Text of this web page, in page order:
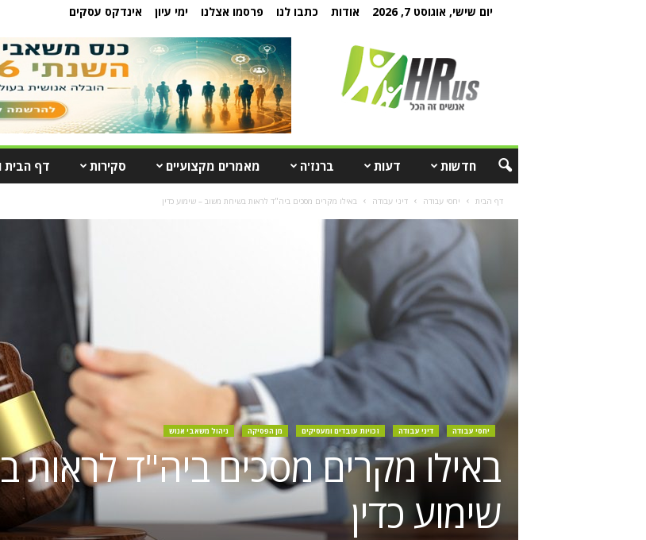
יום שישי, אוגוסט 7, 2026 אודות כתבו לנו פרסמו אצלנו ימי עיון אינדקס עסקים
חדשות דעות ברנז'ה מאמרים מקצועיים סקירות דף הבית
דף הבית יחסי עבודה דיני עבודה באילו מקרים מסכים ביה"ד לראות בשיחת משוב – שימוע כדין
יחסי עבודה דיני עבודה זכויות עובדים ומעסיקים מן הפסיקה ניהול משאבי אנוש
באילו מקרים מסכים ביה"ד לראות
שימוע כדין